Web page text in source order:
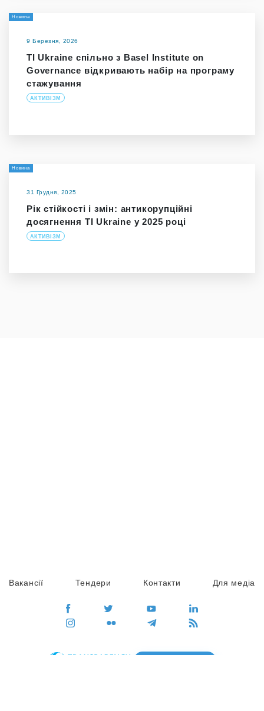
Новина
9 Березня, 2026
TI Ukraine спільно з Basel Institute on
Governance відкривають набір на програму
стажування
АКТИВІЗМ
Новина
31 Грудня, 2025
Рік стійкості і змін: антикорупційні
досягнення TI Ukraine у 2025 році
АКТИВІЗМ
Вакансії Тендери Контакти Для медіа